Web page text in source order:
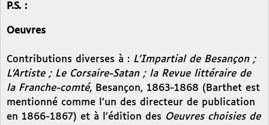
P.S. :
Oeuvres
Contributions diverses à : L’Impartial de Besançon ;
L’Artiste ; Le Corsaire-Satan ; la Revue littéraire de
la Franche-comté, Besançon, 1863-1868 (Barthet est
mentionné comme l’un des directeur de publication
en 1866-1867) et à l’édition des Oeuvres choisies de